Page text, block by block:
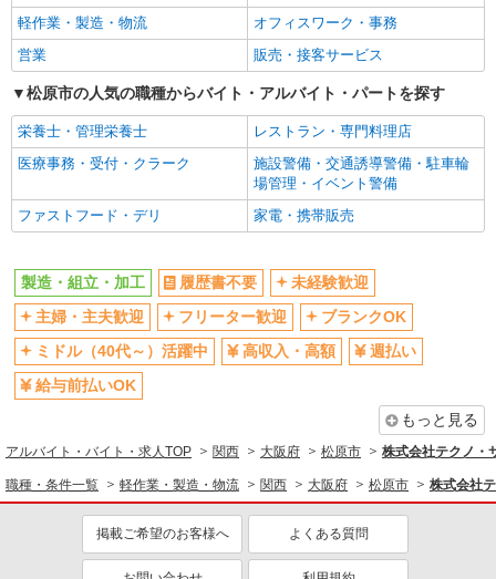
軽作業・製造・物流
オフィスワーク・事務
営業
販売・接客サービス
松原市の人気の職種からバイト・アルバイト・パートを探す
栄養士・管理栄養士
レストラン・専門料理店
医療事務・受付・クラーク
施設警備・交通誘導警備・駐車輪
場管理・イベント警備
ファストフード・デリ
家電・携帯販売
製造・組立・加工 履歴書不要
未経験歓迎
主婦・主夫歓迎
フリーター歓迎
ブランクOK
ミドル（40代～）活躍中
高収入・高額
週払い
給与前払いOK
もっと見る
アルバイト・バイト・求人TOP 関西 大阪府 松原市 株式会社テクノ・
職種・条件一覧 軽作業・製造・物流 関西 大阪府 松原市 株式会社
掲載ご希望のお客様へ よくある質問